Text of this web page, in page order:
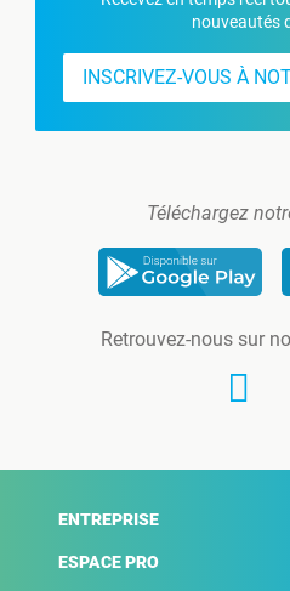
nouveautés
INSCRIVEZ-VOUS À
Téléchargez
Retrouvez-nous sur
ENTREPRISE
ESPACE PRO